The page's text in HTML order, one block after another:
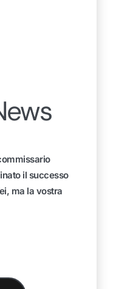
il successo
ma la vostra